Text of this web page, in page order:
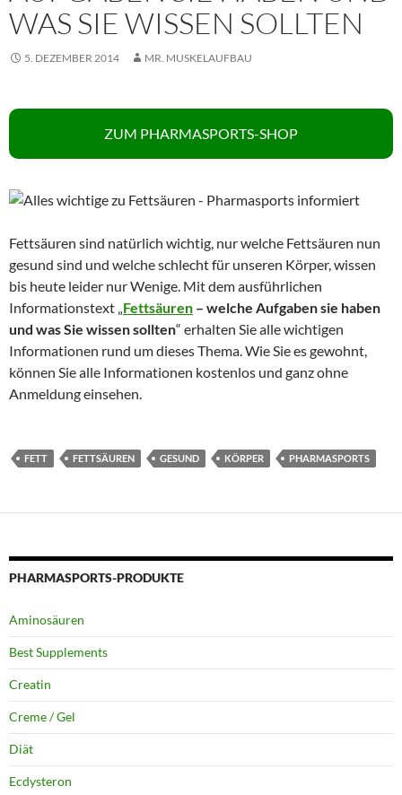
WAS SIE WISSEN SOLLTEN
5. DEZEMBER 2014 MR. MUSKELAUFBAU
ZUM PHARMASPORTS-SHOP
Fettsäuren sind natürlich wichtig, nur welche Fettsäuren nun
gesund sind und welche schlecht für unseren Körper, wissen
bis heute leider nur Wenige. Mit dem ausführlichen
Informationstext „Fettsäuren – welche Aufgaben sie haben
und was Sie wissen sollten“ erhalten Sie alle wichtigen
Informationen rund um dieses Thema. Wie Sie es gewohnt,
können Sie alle Informationen kostenlos und ganz ohne
Anmeldung einsehen.
FETT FETTSÄUREN GESUND KÖRPER PHARMASPORTS
PHARMASPORTS-PRODUKTE
Aminosäuren
Best Supplements
Creatin
Creme / Gel
Diät
Ecdysteron